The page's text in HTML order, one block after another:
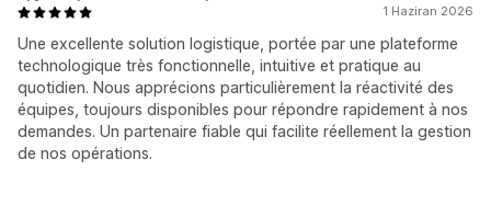
1 Haziran 2026
Une excellente solution logistique, portée par une plateforme
technologique très fonctionnelle, intuitive et pratique au
quotidien. Nous apprécions particulièrement la réactivité des
équipes, toujours disponibles pour répondre rapidement à nos
demandes. Un partenaire fiable qui facilite réellement la gestion
de nos opérations.